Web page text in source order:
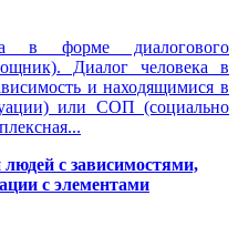
в форме диалогового
Диалог человека в
и находящимися в
или СОП (социально
с зависимостями,
с элементами